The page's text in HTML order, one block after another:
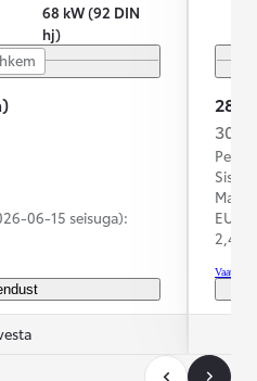
68 kW (92 DIN
hj)
06-15 seisuga):
28
307
2,41%
Vaata